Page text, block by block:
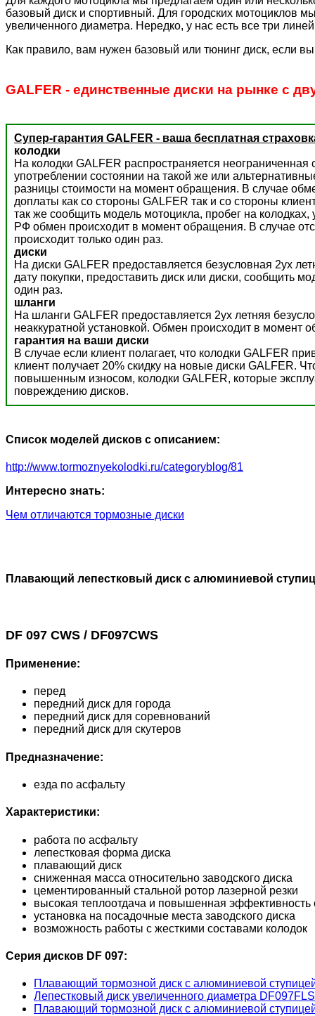
базовый диск и спортивный. Для городских мотоциклов
увеличенного диаметра. Нередко, у нас есть все три
Как правило, вам нужен базовый или тюнинг диск, если
GALFER - единственные диски на рынке с
Супер-гарантия GALFER - ваша бесплатная
колодки
На колодки GALFER распространяется
употреблении состоянии на такой же или
разницы стоимости на момент обращения. В случае
доплаты как со стороны GALFER так и со стороны
так же сообщить модель мотоцикла, пробег на
РФ обмен происходит в момент обращения. В случае
происходит только один раз.
диски
На диски GALFER предоставляется безусловная 2ух
дату покупки, предоставить диск или диски, сообщить
один раз.
шланги
На шланги GALFER предоставляется 2ух летняя
неаккуратной установкой. Обмен происходит в момент
гарантия на ваши диски
В случае если клиент полагает, что колодки GALFER
клиент получает 20% скидку на новые диски GALFER.
повышенным износом, колодки GALFER, которые
повреждению дисков.
Список моделей дисков с описанием:
http://www.tormoznyekolodki.ru/categoryblog/81
Интересно знать:
Чем отличаются тормозные диски
Плавающий лепестковый диск с алюминиевой
DF 097 CWS / DF097CWS
Применение:
перед
передний диск для города
передний диск для соревнований
передний диск для скутеров
Предназначение:
езда по асфальту
Характеристики:
работа по асфальту
лепестковая форма диска
плавающий диск
сниженная масса относительно заводского диска
цементированный стальной ротор лазерной резки
высокая теплоотдача и повышенная эффективность
установка на посадочные места заводского диска
возможность работы с жесткими составами колодок
Серия дисков DF 097:
Плавающий тормозной диск с алюминиевой
Лепестковый диск увеличенного диаметра
Плавающий тормозной диск с алюминиевой